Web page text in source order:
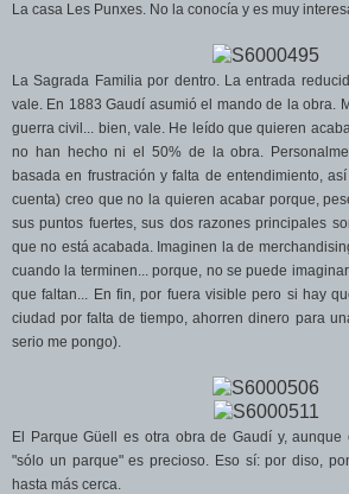
La casa Les Punxes. No la conocía y es muy
La Sagrada Familia por dentro. La entrada
vale. En 1883 Gaudí asumió el mando de la obra.
guerra civil... bien, vale. He leído que quieren
no han hecho ni el 50% de la obra.
basada en frustración y falta de entendimiento,
cuenta) creo que no la quieren acabar porque,
sus puntos fuertes, sus dos razones principales
que no está acabada. Imaginen la de
cuando la terminen... porque, no se puede
que faltan... En fin, por fuera visible pero si hay
ciudad por falta de tiempo, ahorren dinero para
serio me pongo).
El Parque Güell es otra obra de Gaudí y,
"sólo un parque" es precioso. Eso sí: por diso,
hasta más cerca.